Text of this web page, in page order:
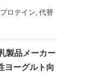
ロテイン 代替
製品メーカー
ヨーグルト向